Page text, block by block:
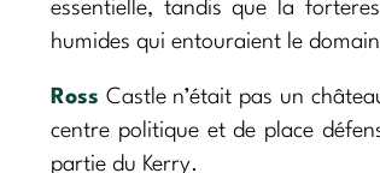
essentielle, tandis que la
humides qui entouraient le
Ross Castle n’était pas un
centre politique et de place
partie du Kerry.